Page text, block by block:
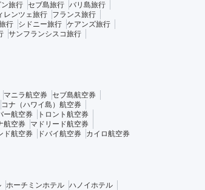
旅行 セブ島旅行 バリ島旅行
レンツェ旅行
フランス旅行
行 シドニー旅行 ケアンズ旅行
サンフランシスコ旅行
マニラ航空券 セブ島航空券
コナ（ハワイ島）航空券
ー航空券
トロント航空券
航空券
マドリード航空券
ド航空券 ドバイ航空券 カイロ航空券
ホーチミンホテル ハノイホテル